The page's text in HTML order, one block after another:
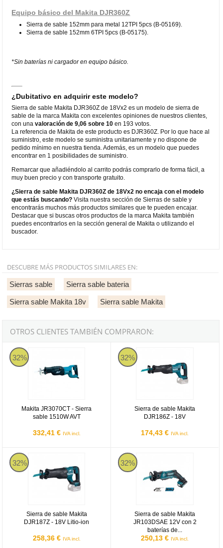
Equipo básico del Makita DJR360Z
Sierra de sable 152mm para metal 12TPI 5pcs (B-05169).
Sierra de sable 152mm 6TPI 5pcs (B-05175).
*Sin baterías ni cargador en equipo básico.
¿Dubitativo en adquirir este modelo?
Sierra de sable Makita DJR360Z de 18Vx2 es un modelo de sierra de
sable de la marca Makita con excelentes opiniones de nuestros clientes,
con unavaloración de 9,06 sobre 10 en 193 votos.
La referencia de Makita de este producto es DJR360Z. Por lo que hace al
suministro, este modelo se suministra unitariamente y no dispone de
pedido mínimo en nuestra tienda. Además, es un modelo que puedes
encontrar en 1 posibilidades de suministro.
Remarcar que añadiéndolo al carrito podrás comprarlo de forma fácil, a
muy buen precio y con transporte gratuito.
¿Sierra de sable Makita DJR360Z de 18Vx2 no encaja con el modelo
que estás buscando? Visita nuestra sección de Sierras de sable y
encontrarás muchos más productos similares que te pueden encajar.
Destacar que si buscas otros productos de la marca Makita también
puedes encontrarlos en la sección general de Makita o utilizando el
buscador.
DESCUBRE MÁS PRODUCTOS SIMILARES EN:
Sierras sable Sierra sable bateria
Sierra sable Makita 18v Sierra sable Makita
OTROS CLIENTES TAMBIÉN COMPRARON:
32%
Makita JR3070CT - Sierra
sable 1510W AVT
332,41 € IVA incl.
Makita JR3070CT - Sierra sable 1510W AVT
32%
Sierra de sable Makita
DJR186Z - 18V
174,43 € IVA incl.
Sierra de sable Makita DJR186Z
32%
Sierra de sable Makita
DJR187Z - 18V Litio-ion
258,36 € IVA incl.
Sierra de sable Makita DJR187Z - 18V Litio-ion
32%
Sierra de sable Makita
JR103DSAE 12V con 2
baterías de...
250,13 € IVA incl.
Sierra de sable Makita